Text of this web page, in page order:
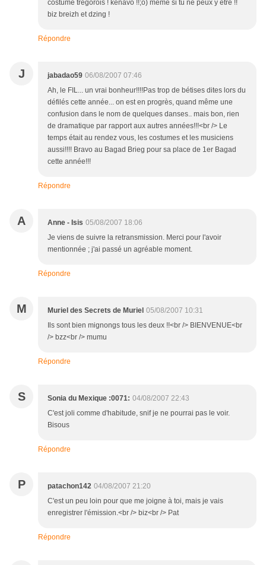
costume trégorois ! kenavo !!;o) même si tu ne peux y être !!
biz breizh et dzing !
Répondre
J jabadao59 06/08/2007 07:46
Ah, le FIL... un vrai bonheur!!!!Pas trop de bétises dites lors du
défilés cette année... on est en progrès, quand même une
confusion dans le nom de quelques danses.. mais bon, rien
de dramatique par rapport aux autres années!!!<br /> Le
temps était au rendez vous, les costumes et les musiciens
aussi!!!! Bravo au Bagad Brieg pour sa place de 1er Bagad
cette année!!!
Répondre
A Anne - Isis 05/08/2007 18:06
Je viens de suivre la retransmission. Merci pour l'avoir
mentionnée ; j'ai passé un agréable moment.
Répondre
M Muriel des Secrets de Muriel 05/08/2007 10:31
Ils sont bien mignongs tous les deux !!<br /> BIENVENUE<br
/> bzz<br /> mumu
Répondre
S Sonia du Mexique :0071: 04/08/2007 22:43
C'est joli comme d'habitude, snif je ne pourrai pas le voir.
Bisous
Répondre
P patachon142 04/08/2007 21:20
C'est un peu loin pour que me joigne à toi, mais je vais
enregistrer l'émission.<br /> biz<br /> Pat
Répondre